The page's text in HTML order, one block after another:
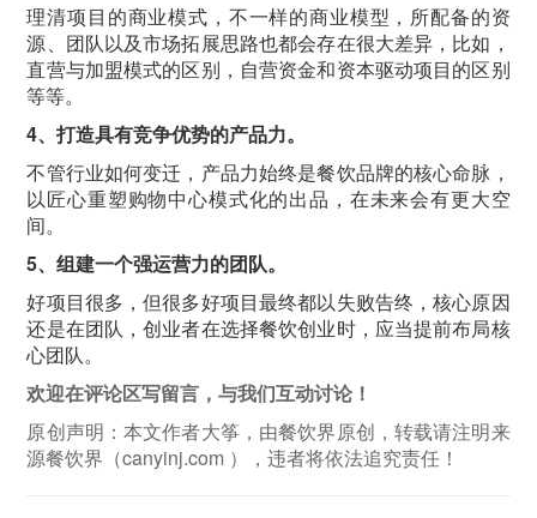
理清项目的商业模式，不一样的商业模型，所配备的资
源、团队以及市场拓展思路也都会存在很大差异，比如，
直营与加盟模式的区别，自营资金和资本驱动项目的区别
等等。
4、打造具有竞争优势的产品力。
不管行业如何变迁，产品力始终是餐饮品牌的核心命脉，
以匠心重塑购物中心模式化的出品，在未来会有更大空
间。
5、组建一个强运营力的团队。
好项目很多，但很多好项目最终都以失败告终，核心原因
还是在团队，创业者在选择餐饮创业时，应当提前布局核
心团队。
欢迎在评论区写留言，与我们互动讨论！
原创声明：本文作者大筝，由餐饮界原创，转载请注明来
源餐饮界（canyinj.com ），违者将依法追究责任！